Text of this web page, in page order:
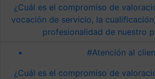
¿Cuál es el compromiso de
vocación de servicio, la
profesionalidad de nuestro
#Atención al
¿Cuál es el compromiso de